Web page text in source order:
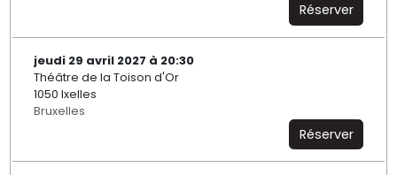
Réserver
jeudi 29 avril 2027 à 20:30
Théâtre de la Toison d'Or
1050 Ixelles
Bruxelles
Réserver